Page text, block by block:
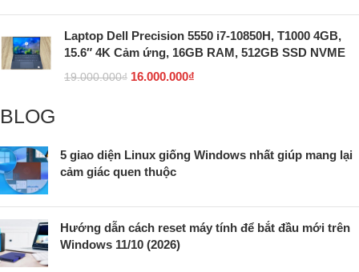
Laptop Dell Precision 5550 i7-10850H, T1000 4GB,
15.6″ 4K Cảm ứng, 16GB RAM, 512GB SSD NVME
19.000.000₫ 16.000.000₫
BLOG
5 giao diện Linux giống Windows nhất giúp mang lại
cảm giác quen thuộc
Hướng dẫn cách reset máy tính để bắt đầu mới trên
Windows 11/10 (2026)